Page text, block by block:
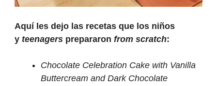
Aquí les dejo las recetas que los niños
y teenagers prepararon from scratch:
Chocolate Celebration Cake with Vanilla
Buttercream and Dark Chocolate